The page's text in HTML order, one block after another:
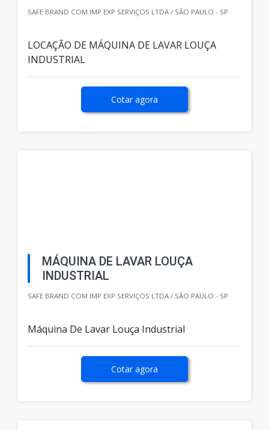
SAFE BRAND COM IMP EXP SERVIÇOS LTDA / SÃO PAULO - SP
LOCAÇÃO DE MÁQUINA DE LAVAR LOUÇA
INDUSTRIAL
Cotar agora
MÁQUINA DE LAVAR LOUÇA
INDUSTRIAL
SAFE BRAND COM IMP EXP SERVIÇOS LTDA / SÃO PAULO - SP
Máquina De Lavar Louça Industrial
Cotar agora